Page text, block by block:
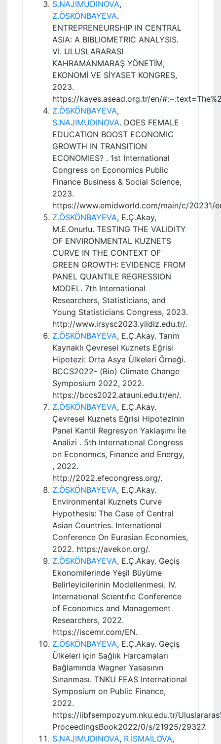
S.NAJIMUDINOVA,
Z.ÖSKÖNBAYEVA.
ENTREPRENEURSHIP IN CENTRAL
ASIA: A BIBLIOMETRIC ANALYSIS.
VI. ULUSLARARASI
KAHRAMANMARAŞ YÖNETİM,
EKONOMİ VE SİYASET KONGRES,
2023.
https://kayes.asead.org.tr/en/
Z.ÖSKÖNBAYEVA,
S.NAJIMUDINOVA. DOES FEMALE
EDUCATION BOOST ECONOMIC
GROWTH IN TRANSITION
ECONOMIES? . 1st International
Congress on Economics Public
Finance Business & Social Science,
2023.
https://www.emidworld.com/main/c/20231/
Z.ÖSKÖNBAYEVA, E.Ç.Akay,
M.E.Onurlu. TESTING THE VALIDITY
OF ENVIRONMENTAL KUZNETS
CURVE IN THE CONTEXT OF
GREEN GROWTH: EVIDENCE FROM
PANEL QUANTILE REGRESSION
MODEL. 7th International
Researchers, Statisticians, and
Young Statisticians Congress, 2023.
http://www.irsysc2023.yildiz.edu.tr/.
Z.ÖSKÖNBAYEVA, E.Ç.Akay. Tarım
Kaynaklı Çevresel Kuznets Eğrisi
Hipotezi: Orta Asya Ülkeleri Örneği.
BCCS2022- (Bio) Climate Change
Symposium 2022, 2022.
https://bccs2022.atauni.edu.tr/en/.
Z.ÖSKÖNBAYEVA, E.Ç.Akay.
Çevresel Kuznets Eğrisi Hipotezinin
Panel Kantil Regresyon Yaklaşımı İle
Analizi . 5th Internatıonal Congress
on Economıcs, Fınance and Energy,
, 2022.
http://2022.efecongress.org/.
Z.ÖSKÖNBAYEVA, E.Ç.Akay.
Environmental Kuznets Curve
Hypothesis: The Case of Central
Asian Countries. International
Conference On Eurasian Economies,
2022. https://avekon.org/.
Z.ÖSKÖNBAYEVA, E.Ç.Akay. Geçiş
Ekonomilerinde Yeşil Büyüme
Belirleyicilerinin Modellenmesi. IV.
Internatıonal Scıentıfıc Conference
of Economıcs and Management
Researchers, 2022.
https://iscemr.com/EN.
Z.ÖSKÖNBAYEVA, E.Ç.Akay. Geçiş
Ülkeleri için Sağlık Harcamaları
Bağlamında Wagner Yasasının
Sınanması. TNKU FEAS International
Symposium on Public Finance,
2022.
https://iibfsempozyum.nku.edu.tr/
ProceedingsBook2022/0/s/21925/29327.
S.NAJIMUDINOVA, R.İSMAİLOVA,